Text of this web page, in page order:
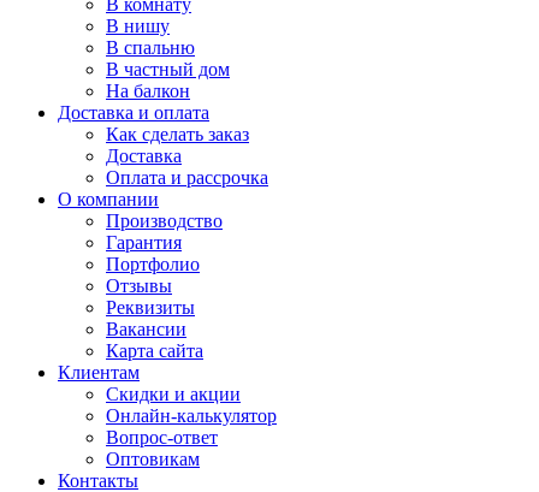
В комнату
В нишу
В спальню
В частный дом
На балкон
Доставка и оплата
Как сделать заказ
Доставка
Оплата и рассрочка
О компании
Производство
Гарантия
Портфолио
Отзывы
Реквизиты
Вакансии
Карта сайта
Клиентам
Скидки и акции
Онлайн-калькулятор
Вопрос-ответ
Оптовикам
Контакты